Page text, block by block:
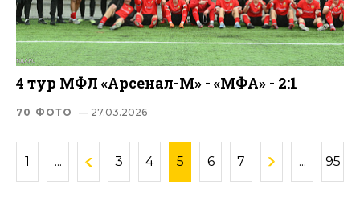
4 тур МФЛ «Арсенал-М» - «МФА» - 2:1
70 ФОТО — 27.03.2026
1 ... 3 4 5 6 7 ... 95